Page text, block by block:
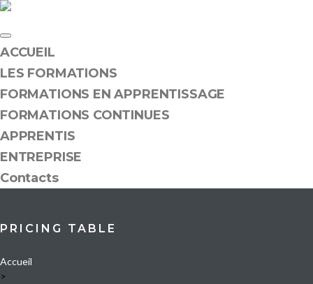
ACCUEIL
LES FORMATIONS
FORMATIONS EN APPRENTISSAGE
FORMATIONS CONTINUES
APPRENTIS
ENTREPRISE
Contacts
PRICING TABLE
Accueil
>